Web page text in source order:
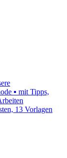
▪ mit Tipps,
13 Vorlagen